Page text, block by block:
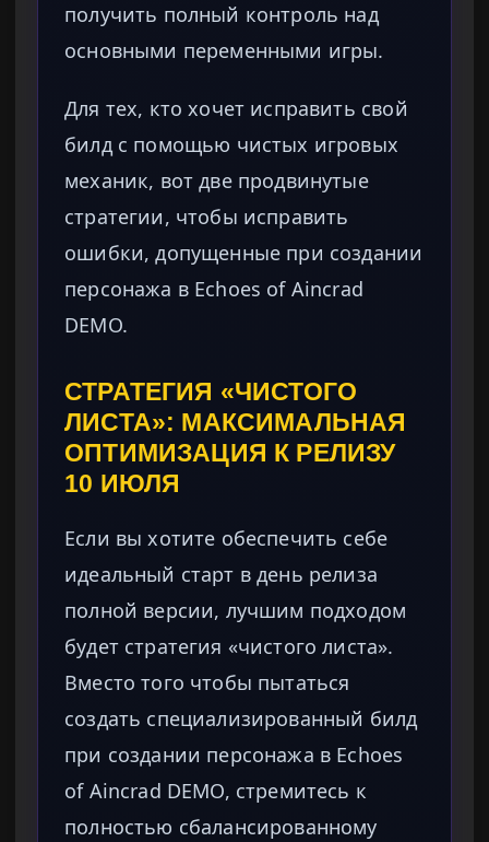
получить полный контроль над
основными переменными игры.
Для тех, кто хочет исправить свой
билд с помощью чистых игровых
механик, вот две продвинутые
стратегии, чтобы исправить
ошибки, допущенные при создании
персонажа в Echoes of Aincrad
DEMO.
СТРАТЕГИЯ «ЧИСТОГО
ЛИСТА»: МАКСИМАЛЬНАЯ
ОПТИМИЗАЦИЯ К РЕЛИЗУ
10 ИЮЛЯ
Если вы хотите обеспечить себе
идеальный старт в день релиза
полной версии, лучшим подходом
будет стратегия «чистого листа».
Вместо того чтобы пытаться
создать специализированный билд
при создании персонажа в Echoes
of Aincrad DEMO, стремитесь к
полностью сбалансированному